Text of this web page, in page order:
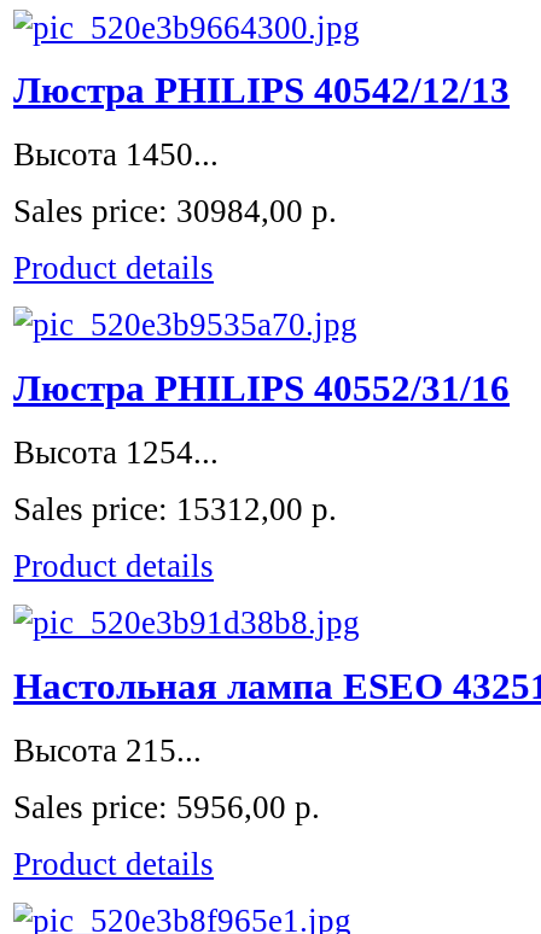
Люстра PHILIPS 40542/12/13
Высота 1450...
Sales price: 30984,00 р.
Product details
Люстра PHILIPS 40552/31/16
Высота 1254...
Sales price: 15312,00 р.
Product details
Настольная лампа ESEO
Высота 215...
Sales price: 5956,00 р.
Product details